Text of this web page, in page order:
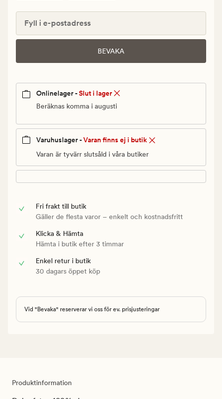
Fyll i e-postadress
BEVAKA
Onlinelager -Slut i lager
Beräknas komma i augusti
Varuhuslager -Varan finns ej i butik
Varan är tyvärr slutsåld i våra butiker
Fri frakt till butik
Gäller de flesta varor – enkelt och kostnadsfritt
Klicka & Hämta
Hämta i butik efter 3 timmar
Enkel retur i butik
30 dagars öppet köp
Vid "Bevaka" reserverar vi oss för ev. prisjusteringar
Produktinformation